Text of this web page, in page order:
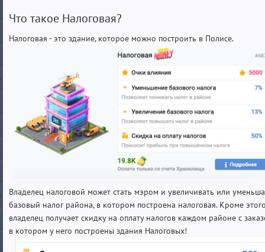
Что такое Налоговая?
Налоговая - это здание, которое можно построить в Полисе.
Владелец налоговой может стать мэром и увеличивать или
базовый налог района, в котором построена налоговая. Кроме
владелец получает скидку на оплату налогов каждом районе с
в котором у него построены здания Налоговых!